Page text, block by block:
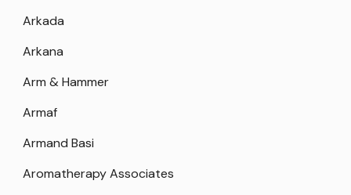
Arkada
Arkana
Arm & Hammer
Armaf
Armand Basi
Aromatherapy Associates